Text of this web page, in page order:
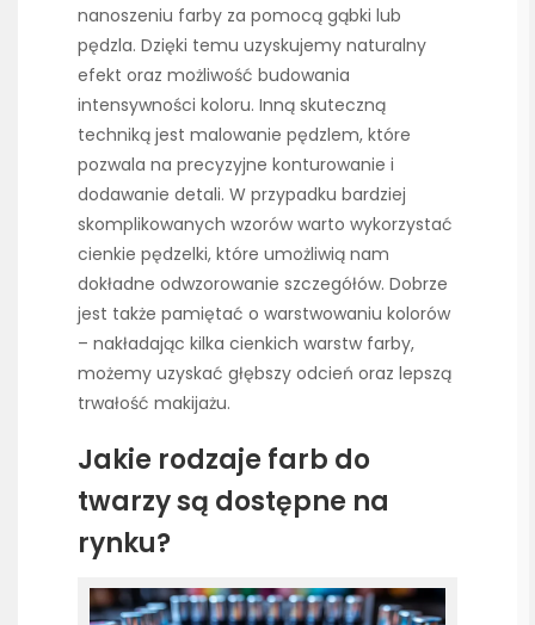
nanoszeniu farby za pomocą gąbki lub
pędzla. Dzięki temu uzyskujemy naturalny
efekt oraz możliwość budowania
intensywności koloru. Inną skuteczną
techniką jest malowanie pędzlem, które
pozwala na precyzyjne konturowanie i
dodawanie detali. W przypadku bardziej
skomplikowanych wzorów warto wykorzystać
cienkie pędzelki, które umożliwią nam
dokładne odwzorowanie szczegółów. Dobrze
jest także pamiętać o warstwowaniu kolorów
– nakładając kilka cienkich warstw farby,
możemy uzyskać głębszy odcień oraz lepszą
trwałość makijażu.
Jakie rodzaje farb do
twarzy są dostępne na
rynku?